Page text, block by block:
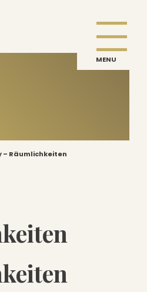
MENU
– Räumlichkeiten